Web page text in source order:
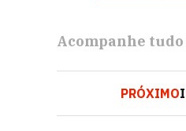
Acompanhe tudo
PRÓXIMO